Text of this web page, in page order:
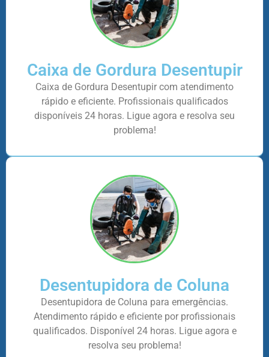
Caixa de Gordura Desentupir
Caixa de Gordura Desentupir com atendimento
rápido e eficiente. Profissionais qualificados
disponíveis 24 horas. Ligue agora e resolva seu
problema!
Desentupidora de Coluna
Desentupidora de Coluna para emergências.
Atendimento rápido e eficiente por profissionais
qualificados. Disponível 24 horas. Ligue agora e
resolva seu problema!